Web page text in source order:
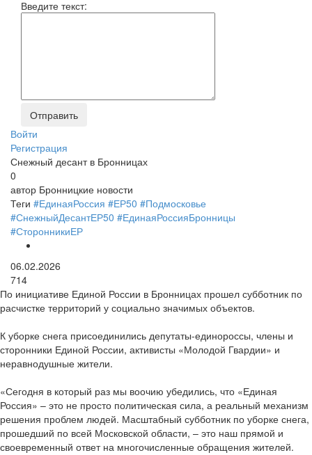
Введите текст:
Войти
Регистрация
Снежный десант в Бронницах
0
автор Бронницкие новости
Теги #ЕдинаяРоссия #ЕР50 #Подмосковье
#СнежныйДесантЕР50 #ЕдинаяРоссияБронницы
#СторонникиЕР
06.02.2026
714
По инициативе Единой России в Бронницах прошел субботник по
расчистке территорий у социально значимых объектов.
К уборке снега присоединились депутаты-единороссы, члены и
сторонники Единой России, активисты «Молодой Гвардии» и
неравнодушные жители.
«Сегодня в который раз мы воочию убедились, что «Единая
Россия» – это не просто политическая сила, а реальный механизм
решения проблем людей. Масштабный субботник по уборке снега,
прошедший по всей Московской области, – это наш прямой и
своевременный ответ на многочисленные обращения жителей.